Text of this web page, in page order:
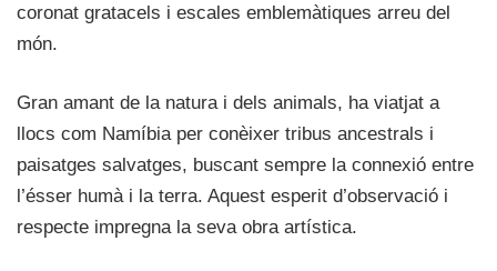
coronat gratacels i escales emblemàtiques arreu del
món.
Gran amant de la natura i dels animals, ha viatjat a
llocs com Namíbia per conèixer tribus ancestrals i
paisatges salvatges, buscant sempre la connexió entre
l’ésser humà i la terra. Aquest esperit d’observació i
respecte impregna la seva obra artística.